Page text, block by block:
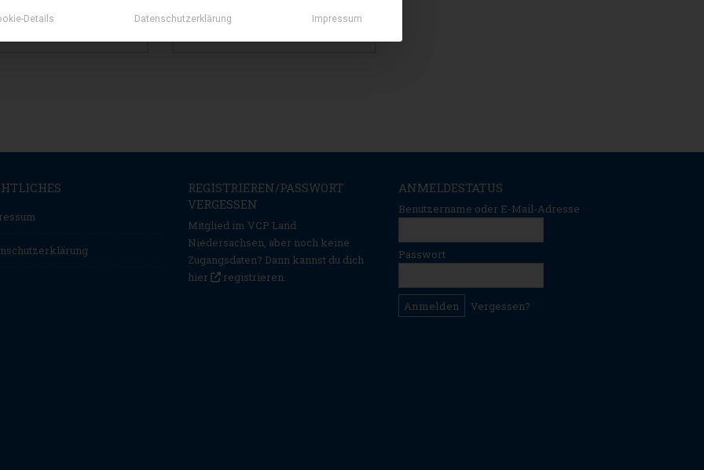
REGISTRIEREN/PASSWORT
VERGESSEN
Mitglied im VCP Land
Niedersachsen, aber noch keine
Zugangsdaten? Dann kannst du dich
hier
registrieren.
ANMELDESTATUS
Benutzername oder E-Mail-Adresse
Passwort
Vergessen?
Details Datenschutzerklärung Impressum